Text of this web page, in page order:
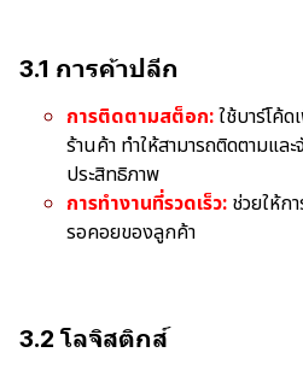
3.1 การค้าปลีก
การติดตามสต็อก:ใช้บาร์โค้
ร้านค้า ทำให้สามารถติดตามแล
ประสิทธิภาพ
การทำงานที่รวดเร็ว: ช่วยให้ก
รอคอยของลูกค้า
3.2 โลจิสติกส์